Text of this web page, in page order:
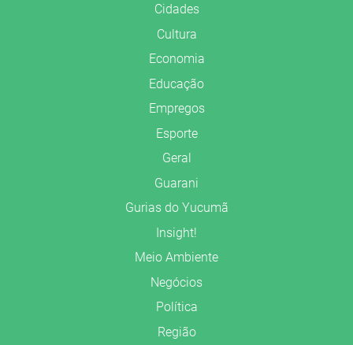
Cidades
Cultura
Economia
Educação
Empregos
Esporte
Geral
Guarani
Gurias do Yucumã
Insight!
Meio Ambiente
Negócios
Política
Região